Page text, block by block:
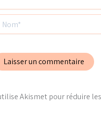
Akismet pour réduire